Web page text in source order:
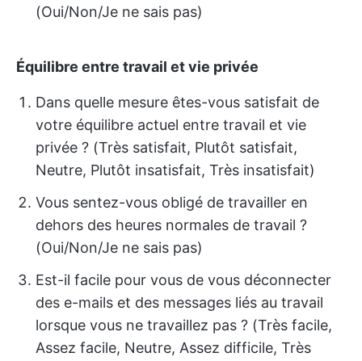
(Oui/Non/Je ne sais pas)
Équilibre entre travail et vie privée
Dans quelle mesure êtes-vous satisfait de
votre équilibre actuel entre travail et vie
privée ? (Très satisfait, Plutôt satisfait,
Neutre, Plutôt insatisfait, Très insatisfait)
Vous sentez-vous obligé de travailler en
dehors des heures normales de travail ?
(Oui/Non/Je ne sais pas)
Est-il facile pour vous de vous déconnecter
des e-mails et des messages liés au travail
lorsque vous ne travaillez pas ? (Très facile,
Assez facile, Neutre, Assez difficile, Très